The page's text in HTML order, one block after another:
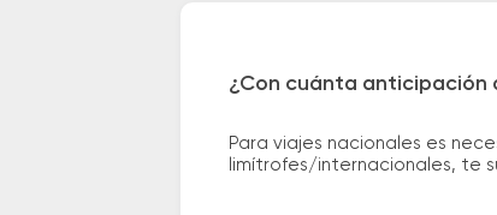
¿Con cuánta anticipación
Para viajes nacionales es
limítrofes/internacionales, te